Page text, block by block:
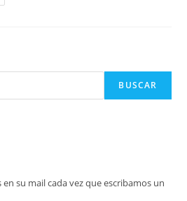
BUSCAR
su mail cada vez que escribamos un